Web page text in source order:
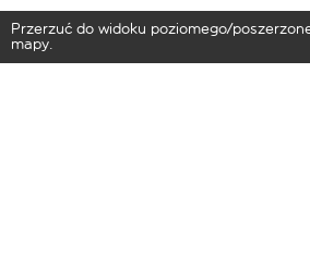
Przerzuć do widoku poziomego/
mapy.